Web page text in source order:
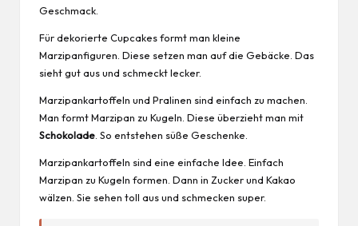
Geschmack.
Für dekorierte Cupcakes formt man kleine
Marzipanfiguren. Diese setzen man auf die Gebäcke. Das
sieht gut aus und schmeckt lecker.
Marzipankartoffeln und Pralinen sind einfach zu machen.
Man formt Marzipan zu Kugeln. Diese überzieht man mit
Schokolade . So entstehen süße Geschenke
Marzipankartoffeln sind eine einfache Idee. Einfach
Marzipan zu Kugeln formen. Dann in Zucker und Kakao
wälzen. Sie sehen toll aus und schmecken super.